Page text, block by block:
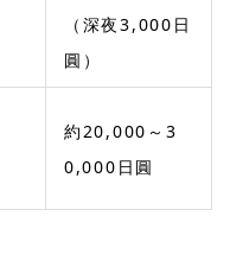
（深夜3,000日
圓）
約20,000～3
0,000日圓